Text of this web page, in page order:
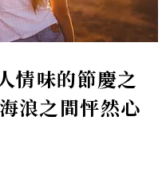
情味的節慶之
浪之間怦然心